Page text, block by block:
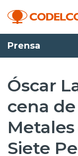
Transparencia activa
Nosotros
Operaciones
Proyectos
Prensa
Óscar
cena
Siete